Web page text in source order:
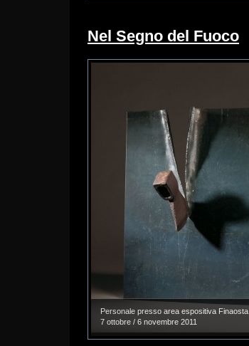
Nel Segno del Fuoco
Personale presso area espositiva Finaosta.
7 ottobre / 6 novembre 2011